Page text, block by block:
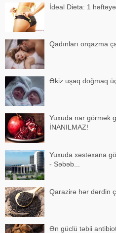
İdeal Dieta: 1
Qadınları orqazma
Əkiz uşaq doğmaq
Yuxuda nar görmək
İNANILMAZ!
Yuxuda xəstəxana
- Səbəb...
Qarazirə hər dərdin
Ən güclü təbii